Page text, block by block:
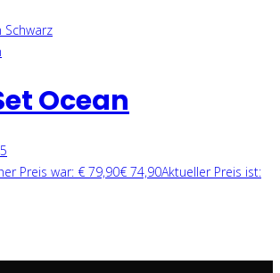
Ocean
Preis war: € 79,90€ 74,90Aktueller Preis ist: